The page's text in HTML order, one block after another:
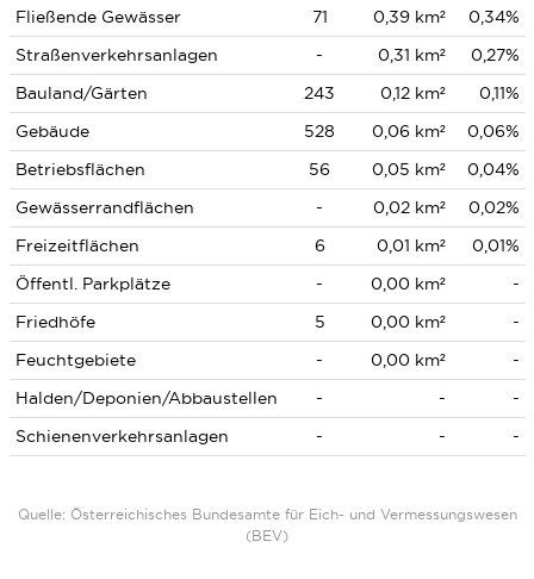
Fließende Gewässer 71 0,39 km²
0,34%
Straßenverkehrsanlagen
- 0,31 km²
0,27%
Bauland/Gärten
243 0,12 km²
0,11%
Gebäude
528 0,06 km²
0,06%
Betriebsflächen
56 0,05 km²
0,04%
Gewässerrandflächen
- 0,02 km²
0,02%
Freizeitflächen
6 0,01 km²
0,01%
Öffentl. Parkplätze
- 0,00 km²
-
Friedhöfe
5 0,00 km²
-
Feuchtgebiete
- 0,00 km²
-
Halden/Deponien/Abbaustellen
- -
-
Schienenverkehrsanlagen
- - -
Quelle: Österreichisches Bundesamte für Eich- und Vermessungswesen
(BEV)